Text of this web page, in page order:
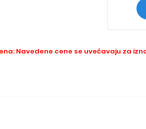
Navedene cene se uvećavaju za